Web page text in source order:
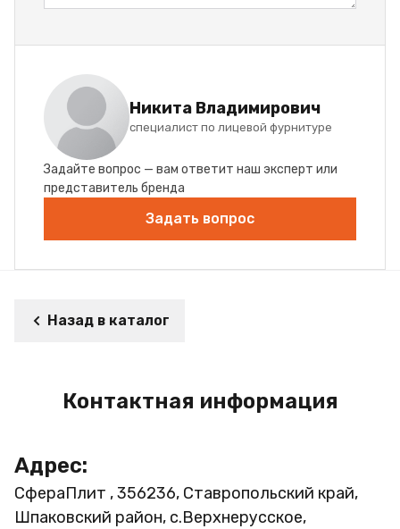
Никита Владимирович
специалист по лицевой фурнитуре
Задайте вопрос — вам ответит наш эксперт или
представитель бренда
Задать вопрос
Назад в каталог
Контактная информация
Адрес:
СфераПлит , 356236, Ставропольский край,
Шпаковский район, с.Верхнерусское,